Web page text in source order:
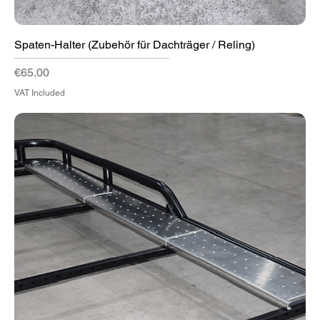
Spaten-Halter (Zubehör für Dachträger / Reling)
Price
€65.00
VAT Included